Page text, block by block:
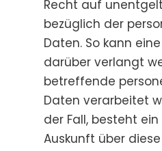
Recht auf
bezüg­lich der
Daten. So kann
darüber verlangt
betreffende
Daten verarbeitet
der Fall, besteht
Auskunft über diese